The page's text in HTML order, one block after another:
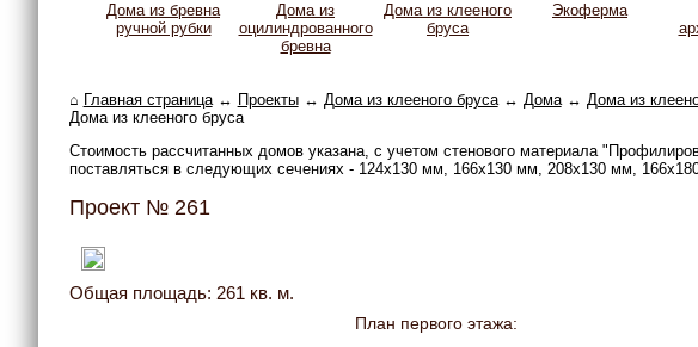
Дома из бревна
ручной рубки
Дома из
оцилиндрованного
бревна
Дома из клееного
бруса
Экоферма
⌂ Главная страница↔ Проекты↔ Дома из клееного бруса↔ Дома↔ Дома из
Дома из клееного бруса
Стоимость рассчитанных домов указана, с учетом стенового материала
поставляться в следующих сечениях - 124х130 мм, 166х130 мм, 208х130 мм,
Проект № 261
Общая площадь: 261 кв. м.
План первого этажа: